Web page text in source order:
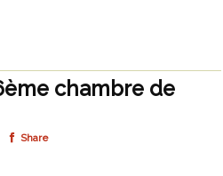
chambre de
Share